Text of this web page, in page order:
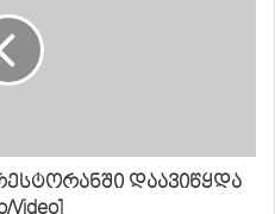
დაავიწყდა
Video]